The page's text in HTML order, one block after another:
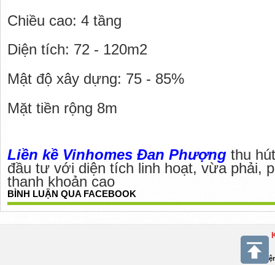
Chiều cao: 4 tầng
Diện tích: 72 - 120m2
Mật độ xây dựng: 75 - 85%
Mặt tiền rộng 8m
Liền kề Vinhomes Đan Phượng thu
đầu tư với diện tích linh hoạt, vừa phải,
thanh khoản cao
BÌNH LUẬN QUA FACEBOOK